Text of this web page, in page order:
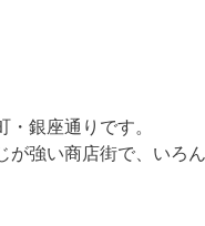
銀座通りです。
が強い商店街で、いろ